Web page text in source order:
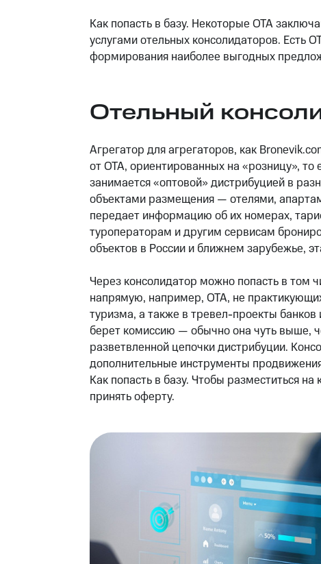
Как попасть в базу. Некоторые OTA
услугами отельных консолидаторов. Есть
формирования наиболее выгодных
Отельный
Агрегатор для агрегаторов, как
от ОТА, ориентированных на «розницу»,
занимается «оптовой» дистрибуцией в
объектами размещения — отелями,
передает информацию об их номерах,
туроператорам и другим сервисам
объектов в России и ближнем зарубежье,
Через консолидатор можно попасть в том
напрямую, например, ОТА, не
туризма, а также в тревел-проекты
берет комиссию — обычно она чуть выше,
разветвленной цепочки дистрибуции.
дополнительные инструменты
Как попасть в базу. Чтобы разместиться
принять оферту.